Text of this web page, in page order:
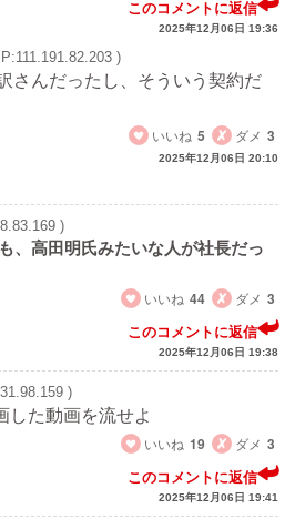
このコメントに返信
2025年12月06日 19:36
)
さんだったし、そういう契約だ
いいね 5 ダメ 3
2025年12月06日 20:10
)
、高田明氏みたいな人が社長だっ
いいね 44 ダメ 3
このコメントに返信
2025年12月06日 19:38
)
した動画を流せよ
いいね 19 ダメ 3
このコメントに返信
2025年12月06日 19:41